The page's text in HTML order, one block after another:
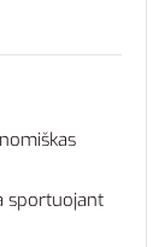
sportuojant